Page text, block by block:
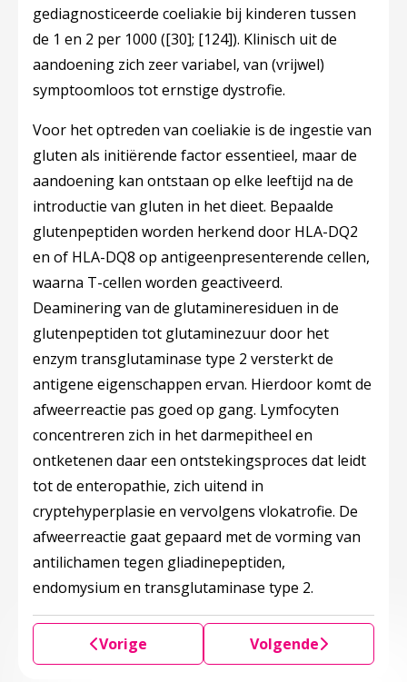
gediagnosticeerde coeliakie bij kinderen tussen
de 1 en 2 per 1000 ([30]; [124]). Klinisch uit de
aandoening zich zeer variabel, van (vrijwel)
symptoomloos tot ernstige dystrofie.
Voor het optreden van coeliakie is de ingestie van
gluten als initiërende factor essentieel, maar de
aandoening kan ontstaan op elke leeftijd na de
introductie van gluten in het dieet. Bepaalde
glutenpeptiden worden herkend door HLA-DQ2
en of HLA-DQ8 op antigeenpresenterende cellen,
waarna T-cellen worden geactiveerd.
Deaminering van de glutamineresiduen in de
glutenpeptiden tot glutaminezuur door het
enzym transglutaminase type 2 versterkt de
antigene eigenschappen ervan. Hierdoor komt de
afweerreactie pas goed op gang. Lymfocyten
concentreren zich in het darmepitheel en
ontketenen daar een ontstekingsproces dat leidt
tot de enteropathie, zich uitend in
cryptehyperplasie en vervolgens vlokatrofie. De
afweerreactie gaat gepaard met de vorming van
antilichamen tegen gliadinepeptiden,
endomysium en transglutaminase type 2.
Vorige Volgende